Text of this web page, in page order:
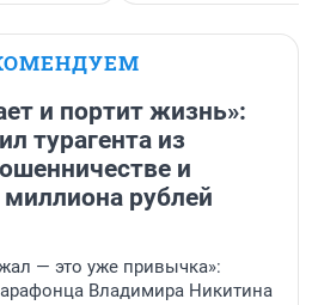
и портит жизнь»:
турагента из
и
рублей
— это уже привычка»:
Владимира Никитина